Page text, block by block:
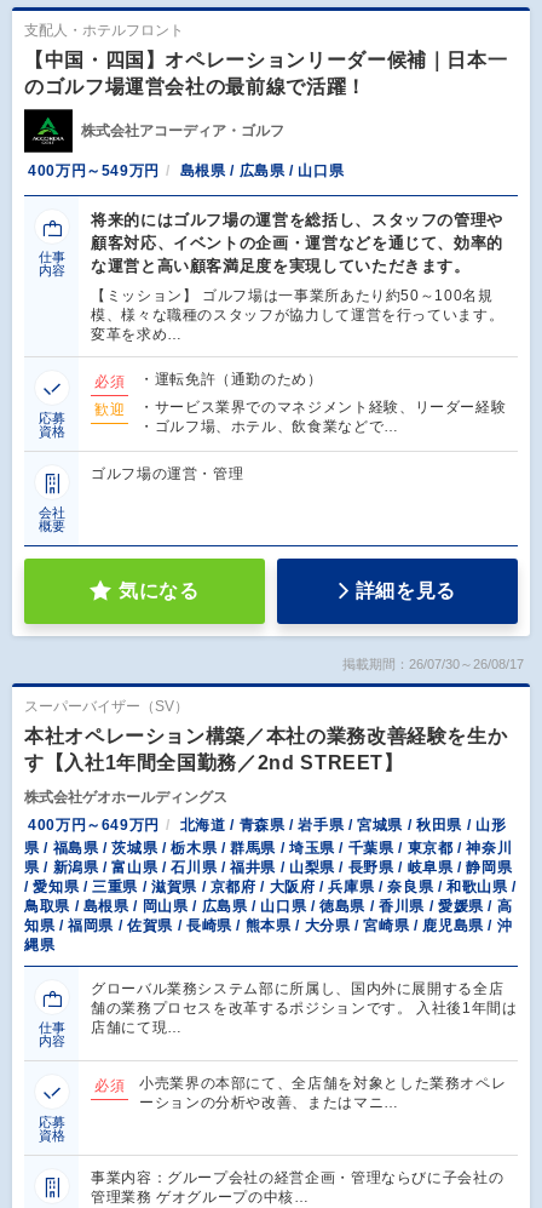
支配人・ホテルフロント
【中国・四国】オペレーションリーダー候補｜日本一
のゴルフ場運営会社の最前線で活躍！
株式会社アコーディア・ゴルフ
400万円～549万円 島根県 / 広島県 / 山口県
仕事
内容
将来的にはゴルフ場の運営を総括し、スタッフの管理や
顧客対応、イベントの企画・運営などを通じて、効率的
な運営と高い顧客満足度を実現していただきます。
【ミッション】 ゴルフ場は一事業所あたり約50～100名規
模、様々な職種のスタッフが協力して運営を行っています。
変革を求め…
応募
資格
必須
・運転免許（通勤のため）
歓迎
・サービス業界でのマネジメント経験、リーダー経験
・ゴルフ場、ホテル、飲食業などで…
会社
概要
ゴルフ場の運営・管理
気になる 詳細を見る
掲載期間：26/07/30～26/08/17
スーパーバイザー（SV）
本社オペレーション構築／本社の業務改善経験を生か
す【入社1年間全国勤務／2nd STREET】
株式会社ゲオホールディングス
400万円～649万円
北海道 / 青森県 / 岩手県 / 宮城県 / 秋田県 / 山形
県 / 福島県 / 茨城県 / 栃木県 / 群馬県 / 埼玉県 / 千葉県 / 東京都 / 神奈川
県 / 新潟県 / 富山県 / 石川県 / 福井県 / 山梨県 / 長野県 / 岐阜県 / 静岡県
/ 愛知県 / 三重県 / 滋賀県 / 京都府 / 大阪府 / 兵庫県 / 奈良県 / 和歌山県 /
鳥取県 / 島根県 / 岡山県 / 広島県 / 山口県 / 徳島県 / 香川県 / 愛媛県 / 高
知県 / 福岡県 / 佐賀県 / 長崎県 / 熊本県 / 大分県 / 宮崎県 / 鹿児島県 / 沖
縄県
仕事
内容
グローバル業務システム部に所属し、国内外に展開する全店
舗の業務プロセスを改革するポジションです。 入社後1年間は
店舗にて現…
応募
資格
必須
小売業界の本部にて、全店舗を対象とした業務オペレ
ーションの分析や改善、またはマニ…
事業内容：グループ会社の経営企画・管理ならびに子会社の
管理業務 ゲオグループの中核…